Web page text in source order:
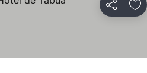
Jaa